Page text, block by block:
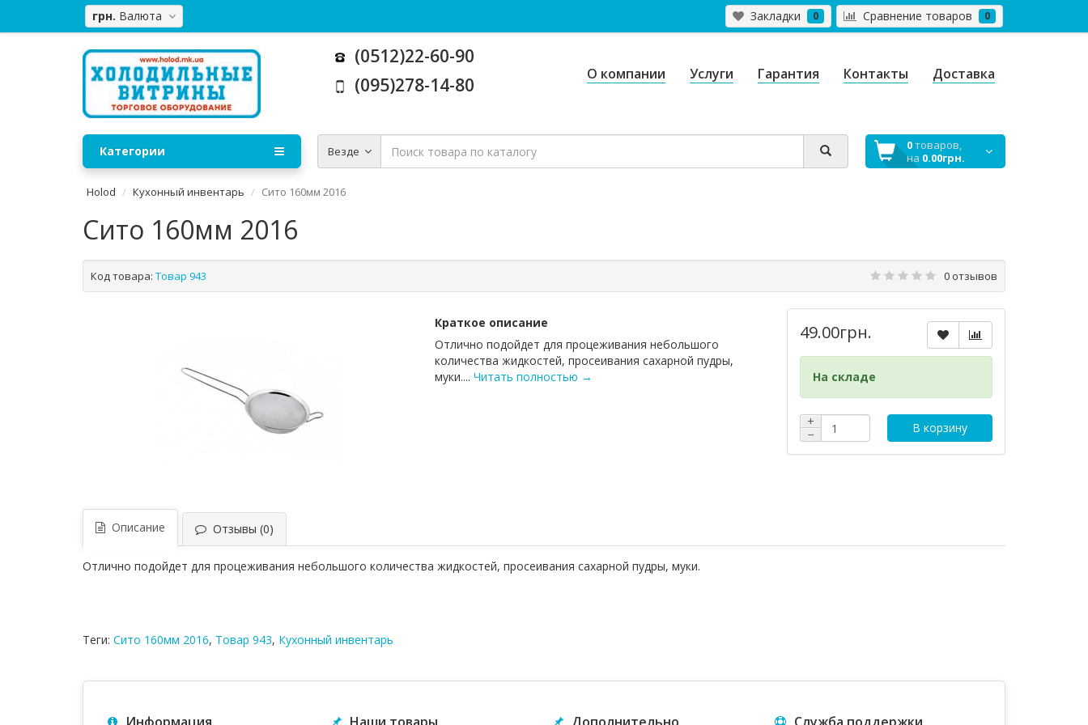
грн. Валюта Закладки 0 Сравнение товаров 0
(0512)22-60-90
(095)278-14-80
О компании Услуги Гарантия Контакты Доставка
Везде 0товаров,
на 0.00грн.
Категории
Holod Кухонный инвентарь Сито 160мм 2016
Сито 160мм 2016
Код товара: Товар 943 0 отзывов
Краткое описание
Отлично подойдет для процеживания небольшого
количества жидкостей, просеивания сахарной пудры,
муки.... Читать полностью →
49.00грн.
На складе
+
−
В корзину
Описание Отзывы (0)
Отлично подойдет для процеживания небольшого количества жидкостей, просеивания сахарной пудры, муки.
Теги: Сито 160мм 2016, Товар 943, Кухонный инвентарь